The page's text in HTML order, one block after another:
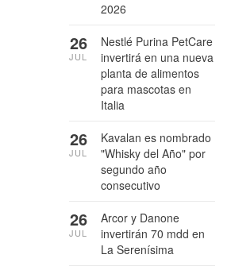
2026
Nestlé Purina PetCare
invertirá en una nueva
planta de alimentos
para mascotas en
Italia
26
JUL
Kavalan es nombrado
"Whisky del Año" por
segundo año
consecutivo
26
JUL
Arcor y Danone
invertirán 70 mdd en
La Serenísima
26
JUL